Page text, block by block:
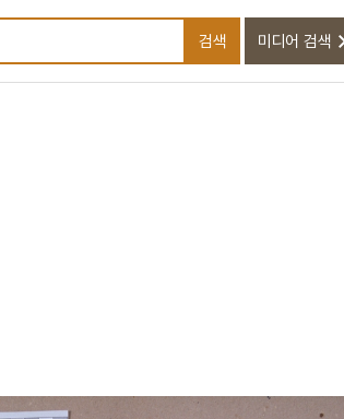
검색어를 입력하세요
검색 미디어 검색